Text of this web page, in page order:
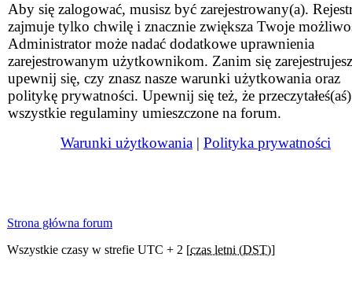
Aby się zalogować, musisz być zarejestrowany(a).
zajmuje tylko chwilę i znacznie zwiększa Twoje
Administrator może nadać dodatkowe uprawnienia
zarejestrowanym użytkownikom. Zanim się
upewnij się, czy znasz nasze warunki użytkowania oraz
politykę prywatności. Upewnij się też, że przeczytałeś(aś)
wszystkie regulaminy umieszczone na forum.
Warunki użytkowania | Polityka prywatności
Strona główna forum
Wszystkie czasy w strefie UTC + 2 [czas letni (DST)]